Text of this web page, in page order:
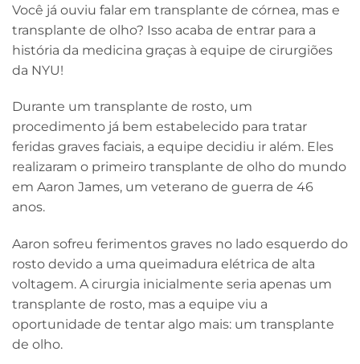
Você já ouviu falar em transplante de córnea, mas e
transplante de olho? Isso acaba de entrar para a
história da medicina graças à equipe de cirurgiões
da NYU!
Durante um transplante de rosto, um
procedimento já bem estabelecido para tratar
feridas graves faciais, a equipe decidiu ir além. Eles
realizaram o primeiro transplante de olho do mundo
em Aaron James, um veterano de guerra de 46
anos.
Aaron sofreu ferimentos graves no lado esquerdo do
rosto devido a uma queimadura elétrica de alta
voltagem. A cirurgia inicialmente seria apenas um
transplante de rosto, mas a equipe viu a
oportunidade de tentar algo mais: um transplante
de olho.